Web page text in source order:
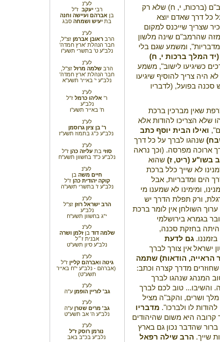
(ברכות, י, ח) שלא רק
כל דרך שאדם יוצא
שצריך שייכנס למקום
שהרמב"ם שינה מלשון
ומשמע שגם בלי
המלך ברכות י, ח)
כשיגיעו לישוב", משמע
צריך להוסיף שיגיעו
בפועל, (לדבריו
שאין מברכין ברכת
שלא הצריכו להודות אלא
ואילו הבית יוסף כתב
שנהגו לברך על כל דרך
ארוכה מפרסה. (וכך נראה
בשו"ע (ריט, ז) שהוא
לא שייך כלל ברכת
הים ומדבריות, אבל
ומימינו לא שמענו מי
ורק תפלת הדרך יש
השולחן אין לומר ברכת
בגמרא בירושלמי
היתה בחזקת סכנה,
גם לדעת
ישראל אין צורך לברך
הודאות) שתמה
מדרך קצרה וכתב:
המנהג שנהגו לברך
והשיבו... טוב לכם לברך
ושרים, והקב"ה מציל
לו ולברכו". מדבריו
היא משום שהיהודים
שהדבר נכון גם בארץ
שייך. הרב שילה רפאל
לע"נ
רבייעקב ז"ל
בן אברהם ועיישה וחנה
בת יעיש ושמחה סבג
לע"נ
הרב ראובן אברמן זצ"ל,
חבר הנהלת 'ארץ חמדה'
נלב"ע ט' בתשרי תשע"ו
לע"נ
הרב שלמה מרזל זצ"ל,
חבר הנהלת 'ארץ חמדה'
נלב"ע י' באייר תשע"א
לע"נ
ר' אליהו כרמל ז"ל
נלב"ע
ח' באייר תשע"ו
לע"נ
ר' בן ציון גרוסמן
נלב"ע כ"ג בתמוז תשע"ז
לע"נ
סוזי בת עליזה כהן ז"ל
נלב"ע כ"ד בחשוון תשע"ח
לע"נ
חיים משה בן
קוקה יהודית כהן ז"ל
נלב"ע ז' בתשרי תשע"ה
לע"נ
הרב ישראל רוזן זצ"ל
נלב"ע
י"ג בחשוון תשע"ח
לע"נ
שלמה דוד בן זלמן ושרה
אבנית ז״ל
נלב"ע סיון תשע"ט
לע"נ
גיטה ואברהם קליין ז"ל
(אברהם - נלב"ע י"ח באייר
תשע"ט)
לע"נ
גב' לוריין הופמן ע"ה
לע"נ
גב' מרים שטרן ע"ה
נלב"ע ה' אב תשע"ט
לע"נ
נורמן רוסק ז"ל
נלב"ע בכ"ב באב